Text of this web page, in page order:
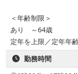
＜年齢制限＞
あり ～64歳
定年を上限／定年年
勤務時間